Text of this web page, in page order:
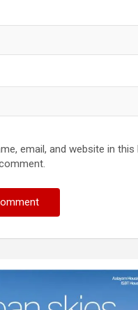
email, and website in